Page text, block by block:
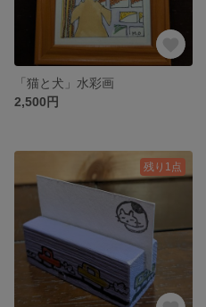
「猫と犬」水彩画
2,500円
残り1点